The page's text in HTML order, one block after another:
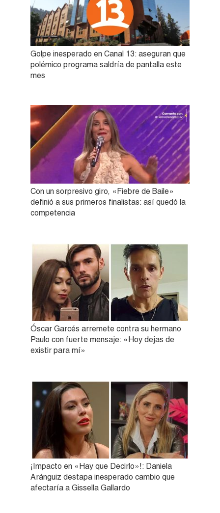
Golpe inesperado en Canal 13: aseguran que
polémico programa saldría de pantalla este
mes
Con un sorpresivo giro, «Fiebre de Baile»
definió a sus primeros finalistas: así quedó la
competencia
Óscar Garcés arremete contra su hermano
Paulo con fuerte mensaje: «Hoy dejas de
existir para mí»
¡Impacto en «Hay que Decirlo»!: Daniela
Aránguiz destapa inesperado cambio que
afectaría a Gissella Gallardo